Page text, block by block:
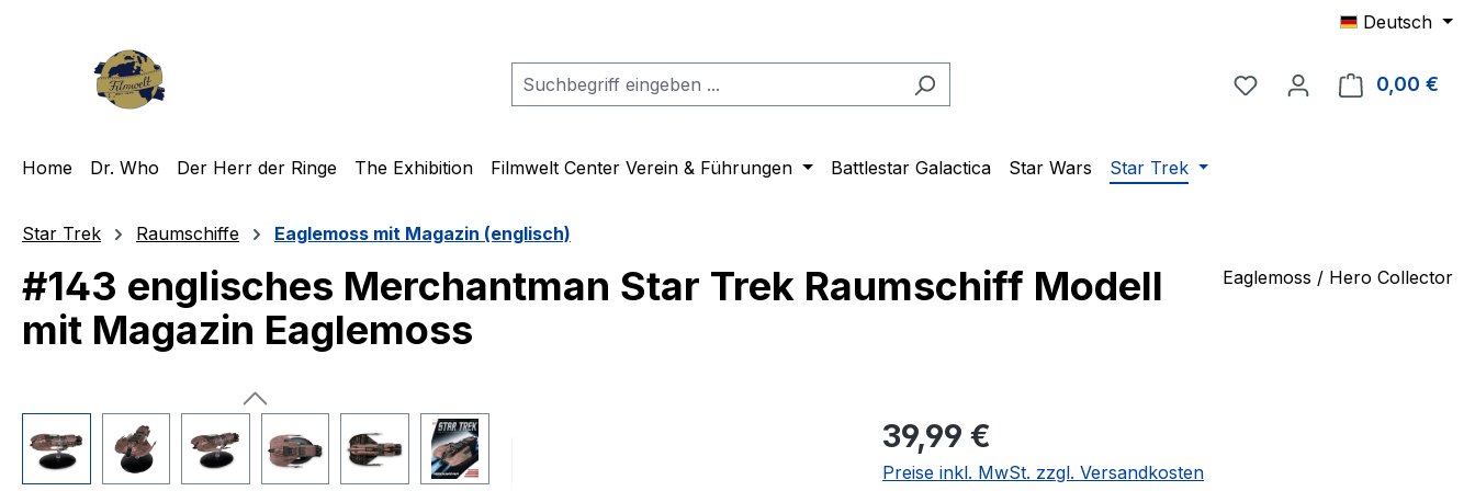
Deutsch
Du hast 0 Produkte auf
0,00 €
Home Dr. Who Der Herr der Ringe The Exhibition Filmwelt Center Verein & Führungen Battlestar Galactica Star Wars Star Trek
Star Trek Raumschiffe Eaglemoss mit Magazin (englisch)
#143 englisches Merchantman Star Trek Raumschiff Modell
mit Magazin Eaglemoss
Eaglemoss / Hero Collector
Regulärer Preis:
39,99 €
Preise inkl. MwSt. zzgl. Versandkosten